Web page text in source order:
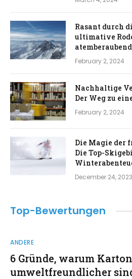
Rasant durch
ultimative
February 2, 2024
Nachhaltige
Der Weg zu
February 2, 2024
Die Magie der
Die Top-
December 24, 2023
Top-Bewertungen
ANDERE
6 Gründe, warum
umweltfreundlicher